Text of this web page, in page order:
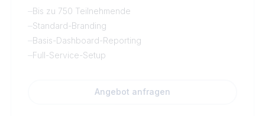
–Bis zu 750 Teilnehmende
–Standard-Branding
–Basis-Dashboard-Reporting
–Full-Service-Setup
Angebot anfragen